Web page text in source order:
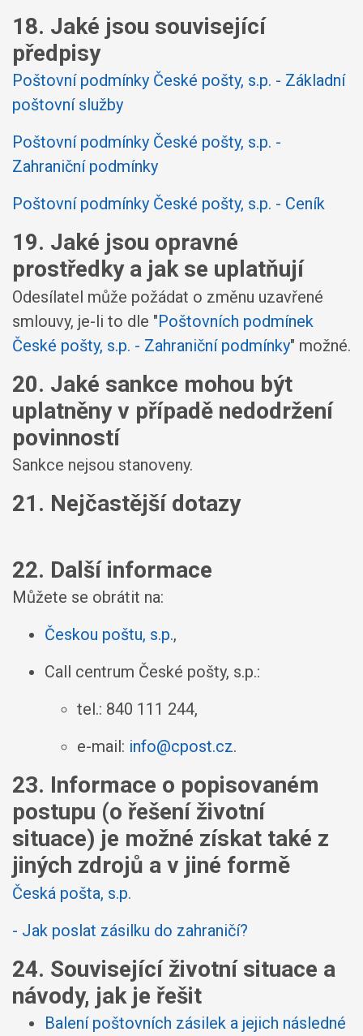
18. Jaké jsou související
předpisy
Poštovní podmínky České pošty, s.p. - Základní
poštovní služby
Poštovní podmínky České pošty, s.p. -
Zahraniční podmínky
Poštovní podmínky České pošty, s.p. - Ceník
19. Jaké jsou opravné
prostředky a jak se uplatňují
Odesílatel může požádat o změnu uzavřené
smlouvy, je-li to dle "Poštovních podmínek
České pošty, s.p. - Zahraniční podmínky" možné.
20. Jaké sankce mohou být
uplatněny v případě nedodržení
povinností
Sankce nejsou stanoveny.
21. Nejčastější dotazy
22. Další informace
Můžete se obrátit na:
Českou poštu, s.p.,
Call centrum České pošty, s.p.:
tel.: 840 111 244,
e-mail: info@cpost.cz.
23. Informace o popisovaném
postupu (o řešení životní
situace) je možné získat také z
jiných zdrojů a v jiné formě
Česká pošta, s.p.
- Jak poslat zásilku do zahraničí?
24. Související životní situace a
návody, jak je řešit
Balení poštovních zásilek a jejich následné